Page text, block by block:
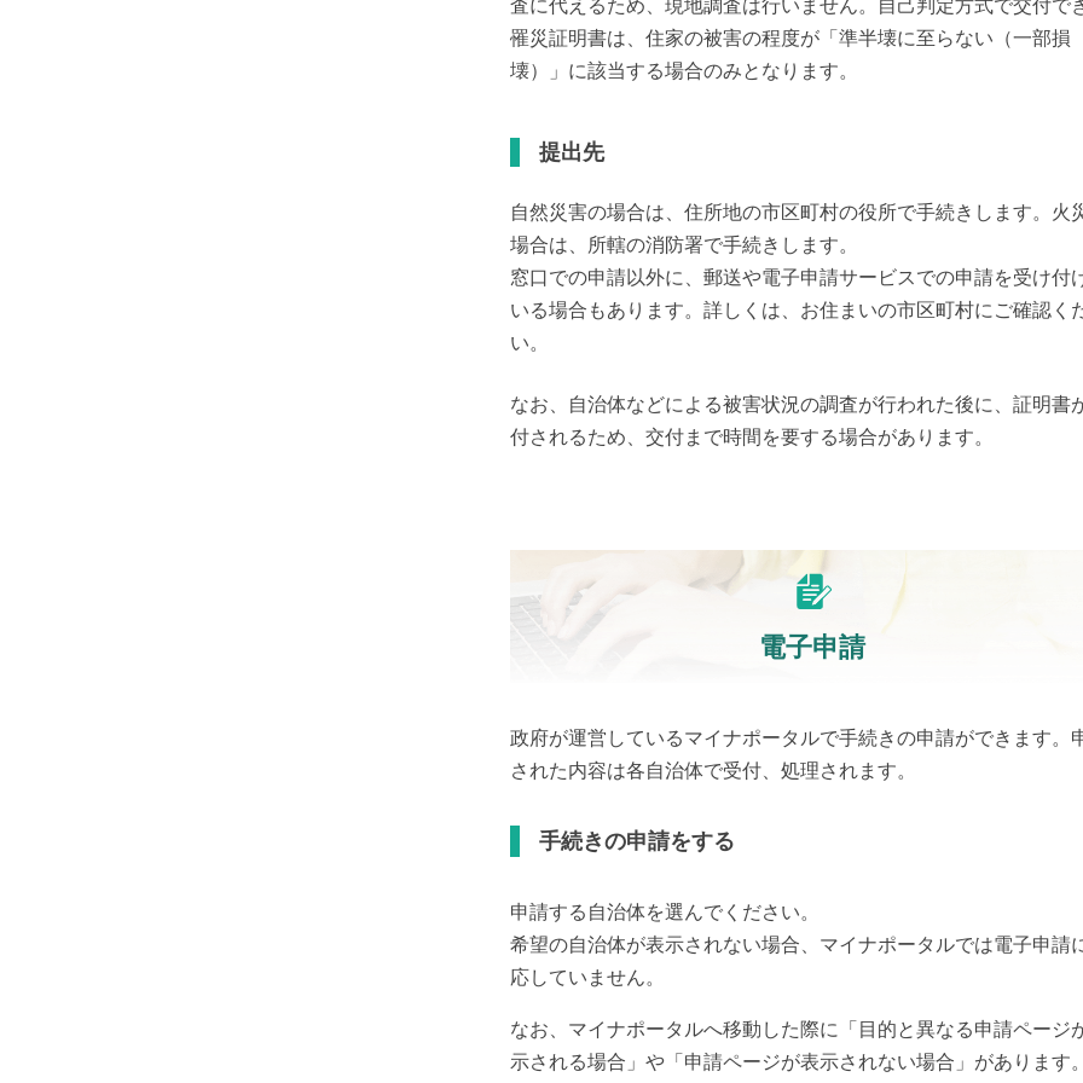
査に代えるため、現地調査は行いません。自己判定方式で交付で
罹災証明書は、住家の被害の程度が「準半壊に至らない（一部損
壊）」に該当する場合のみとなります。
提出先
自然災害の場合は、住所地の市区町村の役所で手続きします。火
場合は、所轄の消防署で手続きします。
窓口での申請以外に、郵送や電子申請サービスでの申請を受け付
いる場合もあります。詳しくは、お住まいの市区町村にご確認く
い。
なお、自治体などによる被害状況の調査が行われた後に、証明書
付されるため、交付まで時間を要する場合があります。
電子申請
政府が運営しているマイナポータルで手続きの申請ができます。
された内容は各自治体で受付、処理されます。
手続きの申請をする
申請する自治体を選んでください。
希望の自治体が表示されない場合、マイナポータルでは電子申請
応していません。
なお、マイナポータルへ移動した際に「目的と異なる申請ページ
示される場合」や「申請ページが表示されない場合」があります